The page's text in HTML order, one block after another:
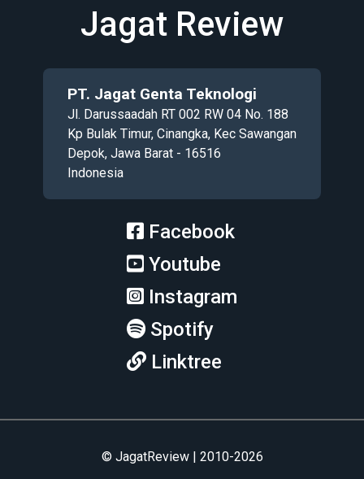
Jagat Review
PT. Jagat Genta Teknologi
Jl. Darussaadah RT 002 RW 04 No. 188
Kp Bulak Timur, Cinangka, Kec Sawangan
Depok, Jawa Barat - 16516
Indonesia
Facebook
Youtube
Instagram
Spotify
Linktree
© JagatReview | 2010-2026